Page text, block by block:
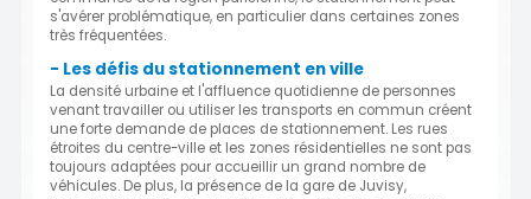
s'avérer problématique, en particulier dans certaines zones
très fréquentées.
- Les défis du stationnement en ville
La densité urbaine et l'affluence quotidienne de personnes
venant travailler ou utiliser les transports en commun créent
une forte demande de places de stationnement. Les rues
étroites du centre-ville et les zones résidentielles ne sont pas
toujours adaptées pour accueillir un grand nombre de
véhicules. De plus, la présence de la gare de Juvisy,